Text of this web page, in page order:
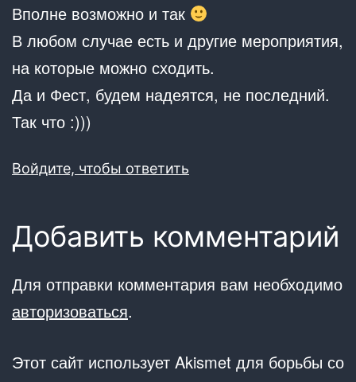
Вполне возможно и так
В любом случае есть и другие мероприятия,
на которые можно сходить.
Да и Фест, будем надеятся, не последний.
Так что :)))
Войдите, чтобы ответить
Добавить комментарий
Для отправки комментария вам необходимо
авторизоваться.
Этот сайт использует Akismet для борьбы со